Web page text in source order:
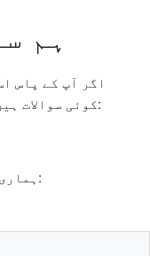
ہم
اگر آپ کے پاس
کوئی سوالات ہیں، تو آپ ہم سے رابطہ کر سکتے ہیں:
ہماری ویب سائٹ پر اس صفحہ پر جا کر: